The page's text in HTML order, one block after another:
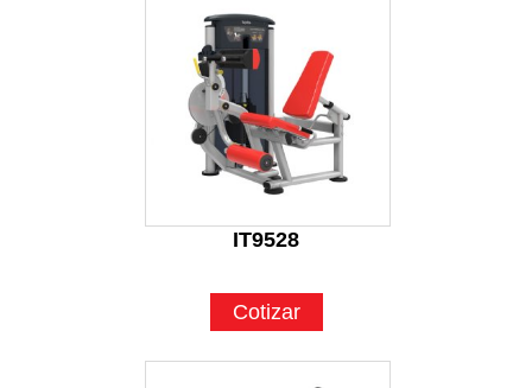
IT9528
Cotizar